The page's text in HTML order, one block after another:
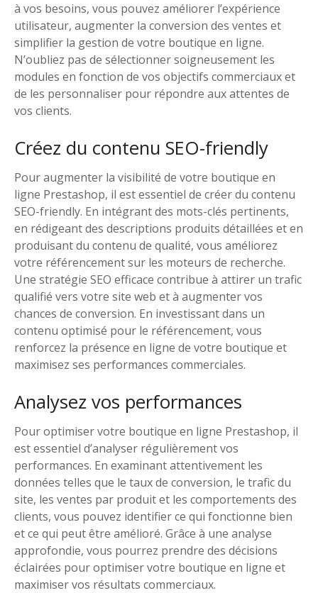
à vos besoins, vous pouvez améliorer l’expérience
utilisateur, augmenter la conversion des ventes et
simplifier la gestion de votre boutique en ligne.
N’oubliez pas de sélectionner soigneusement les
modules en fonction de vos objectifs commerciaux et
de les personnaliser pour répondre aux attentes de
vos clients.
Créez du contenu SEO-friendly
Pour augmenter la visibilité de votre boutique en
ligne Prestashop, il est essentiel de créer du contenu
SEO-friendly. En intégrant des mots-clés pertinents,
en rédigeant des descriptions produits détaillées et en
produisant du contenu de qualité, vous améliorez
votre référencement sur les moteurs de recherche.
Une stratégie SEO efficace contribue à attirer un trafic
qualifié vers votre site web et à augmenter vos
chances de conversion. En investissant dans un
contenu optimisé pour le référencement, vous
renforcez la présence en ligne de votre boutique et
maximisez ses performances commerciales.
Analysez vos performances
Pour optimiser votre boutique en ligne Prestashop, il
est essentiel d’analyser régulièrement vos
performances. En examinant attentivement les
données telles que le taux de conversion, le trafic du
site, les ventes par produit et les comportements des
clients, vous pouvez identifier ce qui fonctionne bien
et ce qui peut être amélioré. Grâce à une analyse
approfondie, vous pourrez prendre des décisions
éclairées pour optimiser votre boutique en ligne et
maximiser vos résultats commerciaux.